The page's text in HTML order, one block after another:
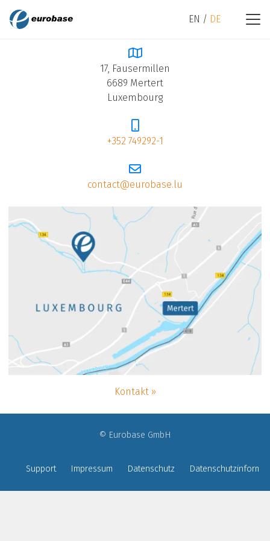
EN DE
IHR DIREKTER KONTAKT
17, Fausermillen
6689 Mertert
Luxembourg
+352 749292-1
contact@eurobase.lu
Kontakt
© Eurobase GmbH
Support Impressum Datenschutz